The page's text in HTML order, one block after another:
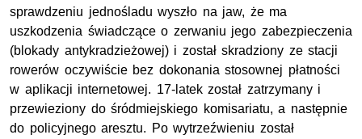
sprawdzeniu jednośladu wyszło na jaw, że ma
uszkodzenia świadczące o zerwaniu jego zabezpieczenia
(blokady antykradzieżowej) i został skradziony ze stacji
rowerów oczywiście bez dokonania stosownej płatności
w aplikacji internetowej. 17-latek został zatrzymany i
przewieziony do śródmiejskiego komisariatu, a następnie
do policyjnego aresztu. Po wytrzeźwieniu został